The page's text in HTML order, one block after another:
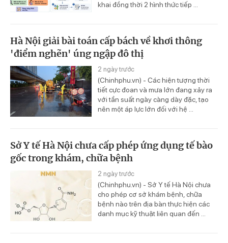
khai đồng thời 2 hình thức tiếp ...
Hà Nội giải bài toán cấp bách về khơi thông
'điểm nghẽn' úng ngập đô thị
2 ngày trước
(Chinhphu.vn) - Các hiện tượng thời
tiết cực đoan và mưa lớn đang xảy ra
với tần suất ngày càng dày đặc, tạo
nên một áp lực lớn đối với hệ ...
Sở Y tế Hà Nội chưa cấp phép ứng dụng tế bào
gốc trong khám, chữa bệnh
2 ngày trước
(Chinhphu.vn) - Sở Y tế Hà Nội chưa
cho phép cơ sở khám bệnh, chữa
bệnh nào trên địa bàn thực hiện các
danh mục kỹ thuật liên quan đến ...